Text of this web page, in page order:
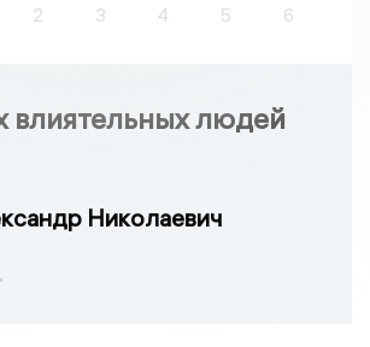
2 3 4 5 6
влиятельных людей
Николаевич